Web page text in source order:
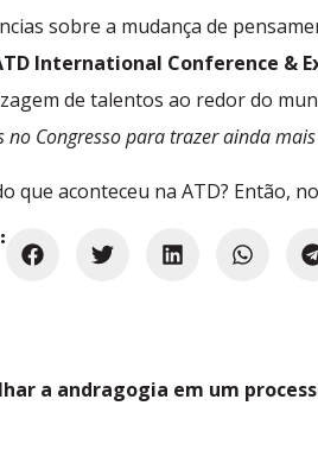
sobre a mudança de
International Conference &
de talentos ao redor do
no Congresso para trazer ainda
que aconteceu na ATD? Então,